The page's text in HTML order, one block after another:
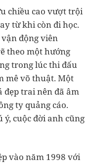
chiều cao vượt trội
từ khi còn đi học.
động viên
theo một hướng
trong lúc thi đấu
mê võ thuật. Một
đẹp trai nên đã âm
ty quảng cáo.
ý, cuộc đời anh cũng
vào năm 1998 với